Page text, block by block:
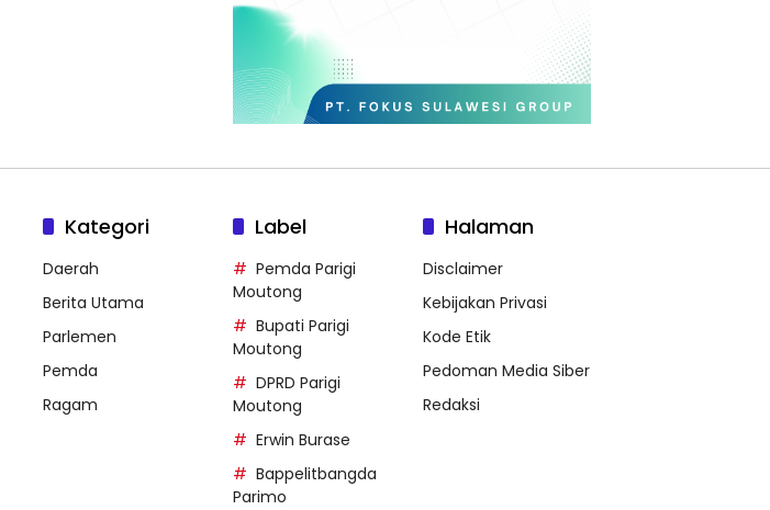
Kategori
Daerah
Berita Utama
Parlemen
Pemda
Ragam
Label
Pemda Parigi
Moutong
Bupati Parigi
Moutong
DPRD Parigi
Moutong
Erwin Burase
Bappelitbangda
Parimo
Halaman
Disclaimer
Kebijakan Privasi
Kode Etik
Pedoman Media Siber
Redaksi